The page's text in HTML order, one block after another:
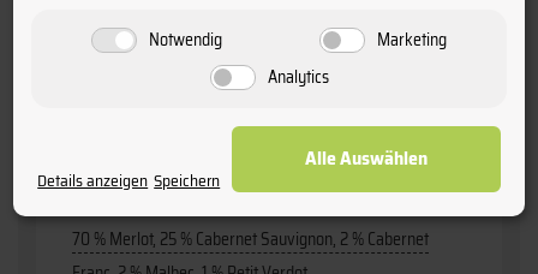
trocken
70 % Merlot, 25 % Cabernet Sauvignon, 2 % Cabernet
Notwendig
Marketing
Analytics
Details anzeigen Speichern
Alle Auswählen